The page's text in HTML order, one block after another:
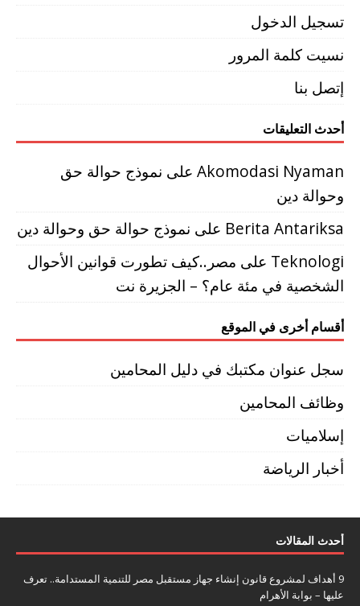
تسجيل الدخول
نسيت كلمة المرور
إتصل بنا
أحدث التعليقات
Akomodasi Nyaman على نموذج حوالة حق
وحوالة دين
Berita Antariksa على نموذج حوالة حق وحوالة دين
Teknologi على مصر..كيف تطورت قوانين الأحوال
الشخصية في مئة عام؟ – الجزيرة نت
أقسام أخرى في الموقع
سجل عنوان مكتبك في دليل المحامين
وظائف المحامين
إسلاميات
أخبار الرياضة
أحدث المقالات
9 أهداف لمشروع قانون إنشاء جهاز مستقبل مصر للتنمية المستدامة.. تعرف
عليها – بوابة الأهرام